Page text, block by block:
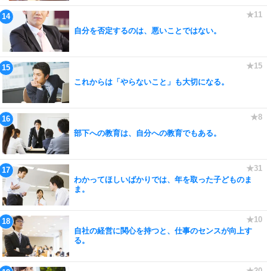
自分を否定するのは、悪いことではない。
これからは「やらないこと」も大切になる。
部下への教育は、自分への教育でもある。
わかってほしいばかりでは、年を取った子どものま
ま。
自社の経営に関心を持つと、仕事のセンスが向上す
る。